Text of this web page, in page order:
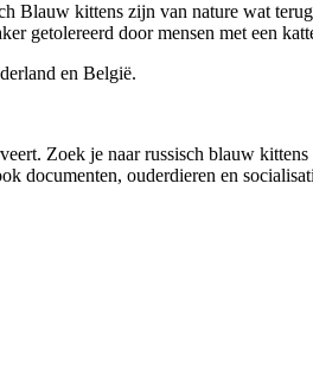
Blauw kittens zijn van nature wat
getolereerd door mensen met een
en België.
Zoek je naarrussisch blauw kittens
documenten, ouderdieren en